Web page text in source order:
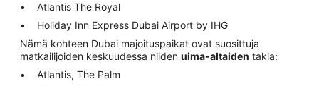
Atlantis The Royal
Holiday Inn Express Dubai Airport by IHG
Nämä kohteen Dubai majoituspaikat ovat suosittuja
matkailijoiden keskuudessa niiden uima-altaiden takia:
Atlantis, The Palm